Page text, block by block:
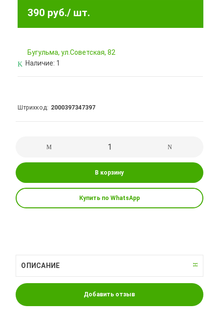
390 руб./ шт.
Бугульма, ул.Советская, 82
Наличие: 1
Штрихкод 2000397347397
В корзину
Купить по WhatsApp
ОПИСАНИЕ
Добавить отзыв